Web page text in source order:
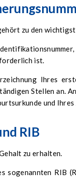
zu den
ist.
Ihres
Stellen an.
und
RIB
zu erhalten.
sogenannten RIB